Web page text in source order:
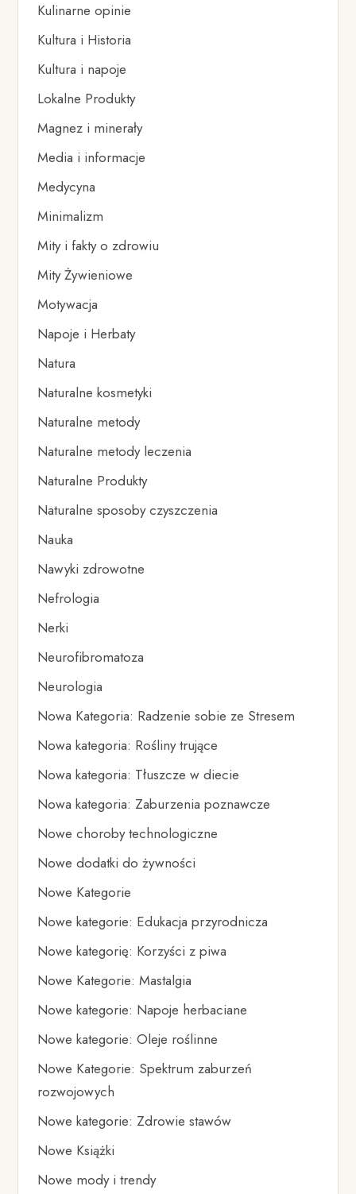
Kulinarne opinie
Kultura i Historia
Kultura i napoje
Lokalne Produkty
Magnez i minerały
Media i informacje
Medycyna
Minimalizm
Mity i fakty o zdrowiu
Mity Żywieniowe
Motywacja
Napoje i Herbaty
Natura
Naturalne kosmetyki
Naturalne metody
Naturalne metody leczenia
Naturalne Produkty
Naturalne sposoby czyszczenia
Nauka
Nawyki zdrowotne
Nefrologia
Nerki
Neurofibromatoza
Neurologia
Nowa Kategoria: Radzenie sobie ze Stresem
Nowa kategoria: Rośliny trujące
Nowa kategoria: Tłuszcze w diecie
Nowa kategoria: Zaburzenia poznawcze
Nowe choroby technologiczne
Nowe dodatki do żywności
Nowe Kategorie
Nowe kategorie: Edukacja przyrodnicza
Nowe kategorię: Korzyści z piwa
Nowe Kategorie: Mastalgia
Nowe kategorie: Napoje herbaciane
Nowe kategorie: Oleje roślinne
Nowe Kategorie: Spektrum zaburzeń
rozwojowych
Nowe kategorie: Zdrowie stawów
Nowe Książki
Nowe mody i trendy